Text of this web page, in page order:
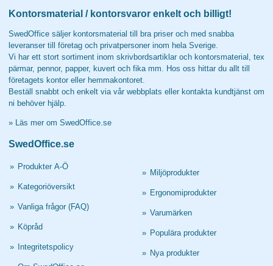
Kontorsmaterial / kontorsvaror enkelt och billigt!
SwedOffice säljer kontorsmaterial till bra priser och med snabba
leveranser till företag och privatpersoner inom hela Sverige.
Vi har ett stort sortiment inom skrivbordsartiklar och kontorsmaterial, tex
pärmar, pennor, papper, kuvert och fika mm. Hos oss hittar du allt till
företagets kontor eller hemmakontoret.
Beställ snabbt och enkelt via vår webbplats eller kontakta kundtjänst om
ni behöver hjälp.
» Läs mer om SwedOffice.se
SwedOffice.se
» Produkter A-Ö
» Kategoriöversikt
» Vanliga frågor (FAQ)
» Köpråd
» Integritetspolicy
» Miljöprodukter
» Ergonomiprodukter
» Varumärken
» Populära produkter
» Nya produkter